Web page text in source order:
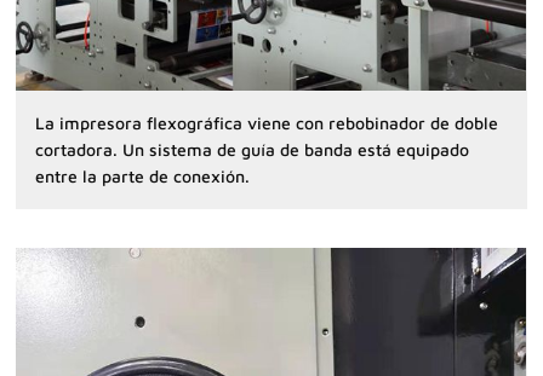
La impresora flexográfica viene con rebobinador de doble
cortadora. Un sistema de guía de banda está equipado
entre la parte de conexión.